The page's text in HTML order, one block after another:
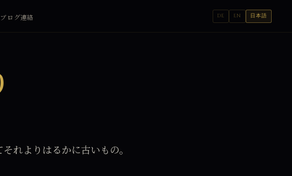
ブログ連絡 DE EN 日本語
れよりはるかに古いもの。